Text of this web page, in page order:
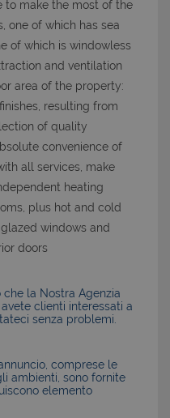
to make the most of the
one of which has sea
of which is windowless
and ventilation
area of the property:
resulting from
of quality
convenience of
all services, make
heating
plus hot and cold
windows and
doors
la Nostra Agenzia
clienti interessati a
senza problemi.
comprese le
ambienti, sono fornite
elemento